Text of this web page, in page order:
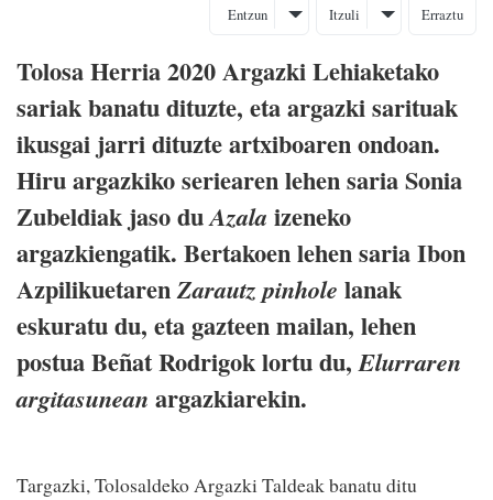
Entzun Itzuli Erraztu
Tolosa Herria 2020 Argazki Lehiaketako
sariak banatu dituzte, eta argazki sarituak
ikusgai jarri dituzte artxiboaren ondoan.
Hiru argazkiko seriearen lehen saria Sonia
Zubeldiak jaso duAzala izeneko
argazkiengatik. Bertakoen lehen saria Ibon
AzpilikuetarenZarautz pinhole lanak
eskuratu du, eta gazteen mailan, lehen
postua Beñat Rodrigok lortu du,Elurraren
argitasunean argazkiarekin.
Targazki, Tolosaldeko Argazki Taldeak banatu ditu